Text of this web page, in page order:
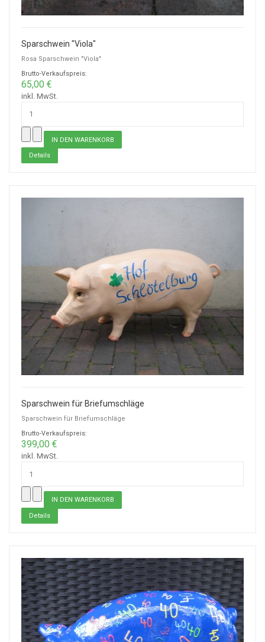
Sparschwein "Viola"
Rosa Sparschwein "Viola"
Brutto-Verkaufspreis:
65,00 €
inkl. MwSt.
Details
Sparschwein für Briefumschläge
Sparschwein für Briefumschläge
Brutto-Verkaufspreis:
399,00 €
inkl. MwSt.
Details